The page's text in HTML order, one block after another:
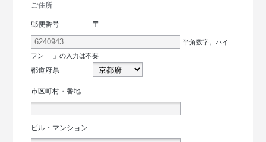
ご住所
郵便番号 〒
半角数字。ハイ
フン「-」の入力は不要
都道府県
市区町村・番地
ビル・マンション